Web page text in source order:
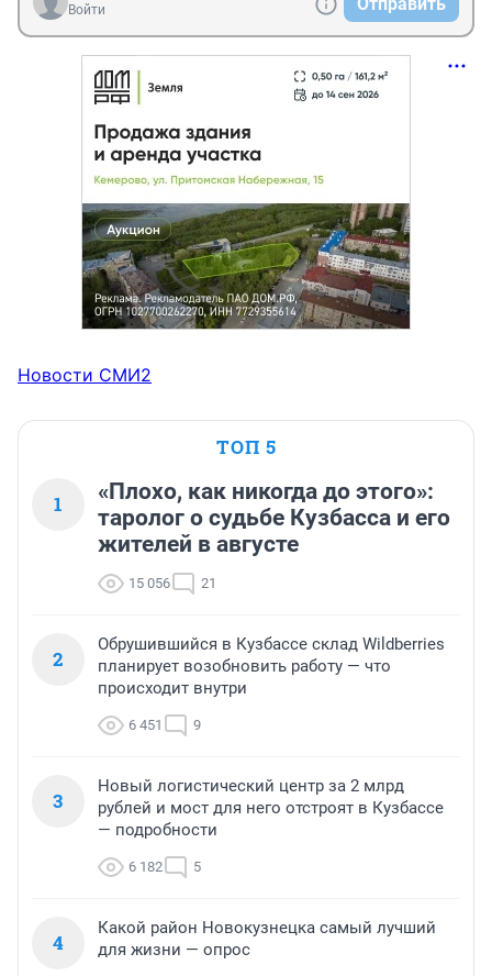
Войти
Новости СМИ2
ТОП 5
1
«Плохо, как никогда до этого»:
таролог о судьбе Кузбасса и его
жителей в августе
15 056 21
2
Обрушившийся в Кузбассе склад Wildberries
планирует возобновить работу — что
происходит внутри
6 451 9
3
Новый логистический центр за 2 млрд
рублей и мост для него отстроят в Кузбассе
— подробности
6 182 5
4
Какой район Новокузнецка самый лучший
для жизни — опрос